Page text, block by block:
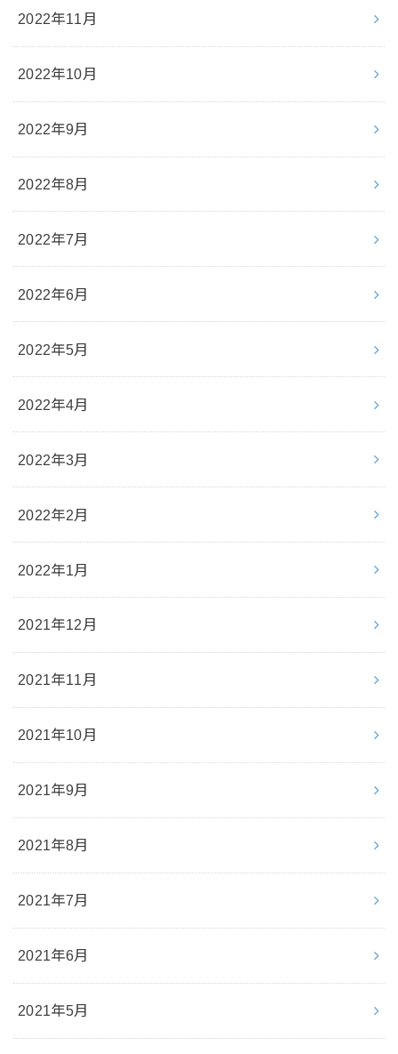
2022年11月
2022年10月
2022年9月
2022年8月
2022年7月
2022年6月
2022年5月
2022年4月
2022年3月
2022年2月
2022年1月
2021年12月
2021年11月
2021年10月
2021年9月
2021年8月
2021年7月
2021年6月
2021年5月